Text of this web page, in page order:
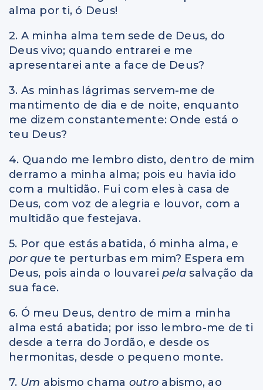
alma por ti, ó Deus!
2. A minha alma tem sede de Deus, do
Deus vivo; quando entrarei e me
apresentarei ante a face de Deus?
3. As minhas lágrimas servem-me de
mantimento de dia e de noite, enquanto
me dizem constantemente: Onde está o
teu Deus?
4. Quando me lembro disto, dentro de mim
derramo a minha alma; pois eu havia ido
com a multidão. Fui com eles à casa de
Deus, com voz de alegria e louvor, com a
multidão que festejava.
5. Por que estás abatida, ó minha alma, e
por que te perturbas em mim? Espera em
Deus, pois ainda o louvarei pelasalvação da
sua face.
6. Ó meu Deus, dentro de mim a minha
alma está abatida; por isso lembro-me de ti
desde a terra do Jordão, e desde os
hermonitas, desde o pequeno monte.
7. Um abismo chama outro abismo, ao